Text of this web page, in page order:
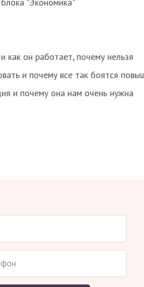
как он работает, почему нельзя
и почему все так боятся
и почему она нам очень нужна